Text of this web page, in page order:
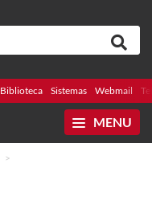
Biblioteca Sistemas Webmail
MENU
>